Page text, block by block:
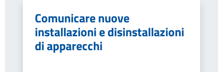
Comunicare nuove
installazioni e disinstallazioni
di apparecchi